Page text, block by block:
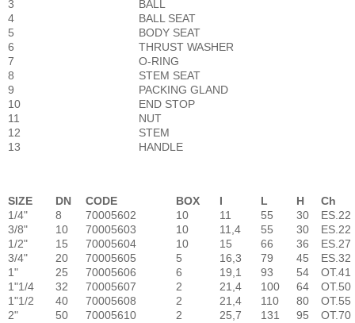
3
BALL
4
BALL SEAT
5
BODY SEAT
6
THRUST WASHER
7
O-RING
8
STEM SEAT
9
PACKING GLAND
10
END STOP
11
NUT
12
STEM
13
HANDLE
SIZE DN CODE BOX I L H
Ch
1/4"
8 70005602 10 11 55 30
ES.22
3/8"
10 70005603 10 11,4 55 30
ES.22
1/2"
15 70005604 10 15 66 36
ES.27
3/4"
20 70005605 5 16,3 79 45
ES.32
1"
25 70005606 6 19,1 93 54
OT.41
1"1/4
32 70005607 2 21,4 100 64
OT.50
1"1/2
40 70005608 2 21,4 110 80
OT.55
2"
50 70005610 2 25,7 131 95 OT.70